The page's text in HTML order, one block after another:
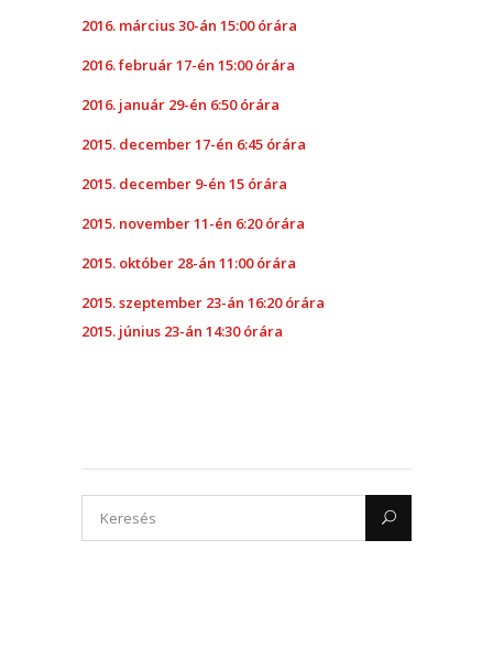
2016. március 30-án 15:00 órára
2016. február 17-én 15:00 órára
2016. január 29-én 6:50 órára
2015. december 17-én 6:45 órára
2015. december 9-én 15 órára
2015. november 11-én 6:20 órára
2015. október 28-án 11:00 órára
2015. szeptember 23-án 16:20 órára
2015. június 23-án 14:30 órára